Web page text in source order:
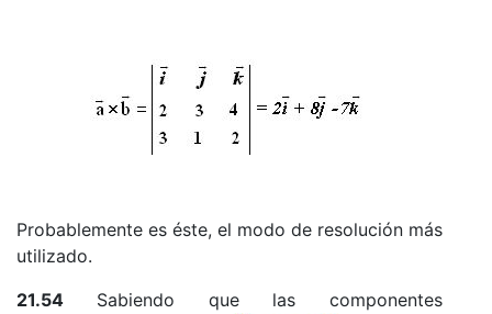
Probablemente es éste, el modo de resolución más
utilizado.
21.54 Sabiendo que las componentes